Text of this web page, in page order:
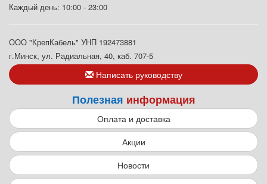
Каждый день: 10:00 - 23:00
ООО "КрепКабель" УНП 192473881
г.Минск, ул. Радиальная, 40, каб. 707-5
Написать руководству
Полезная информация
Оплата и доставка
Акции
Новости